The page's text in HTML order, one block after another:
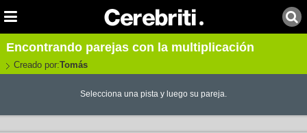
Encontrando parejas con la multiplicación
Creado por:Tomás
Selecciona una pista y luego su pareja.